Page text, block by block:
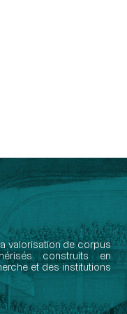
valorisation de corpus
construits en
et des institutions